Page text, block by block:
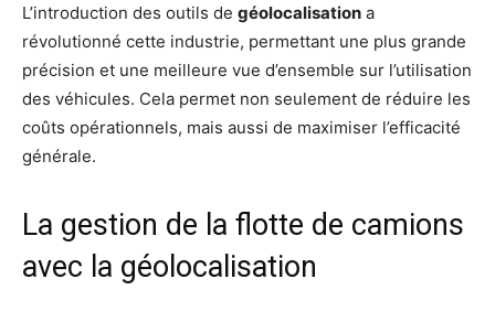
L’introduction des outils de géolocalisation a
révolutionné cette industrie, permettant une plus grande
précision et une meilleure vue d’ensemble sur l’utilisation
des véhicules. Cela permet non seulement de réduire les
coûts opérationnels, mais aussi de maximiser l’efficacité
générale.
La gestion de la flotte de camions
avec la géolocalisation